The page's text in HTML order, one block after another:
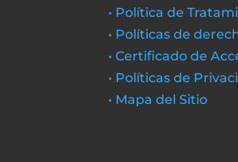
• Política de
• Políticas de
• Certificado de
• Políticas de
• Mapa del Sitio